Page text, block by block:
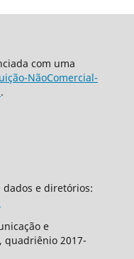
com uma
NãoComercial-
.
dados e diretórios:
e
2017-